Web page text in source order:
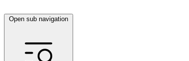
Open sub navigation